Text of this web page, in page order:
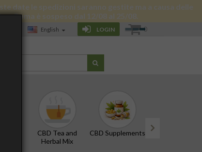
date le spedizioni saranno gestite ma a causa delle
Roma è sospeso dal 12/08 al 25/08.
English LOGIN 0
CBD Tea and
Herbal Mix
CBD Supplements Edibles and